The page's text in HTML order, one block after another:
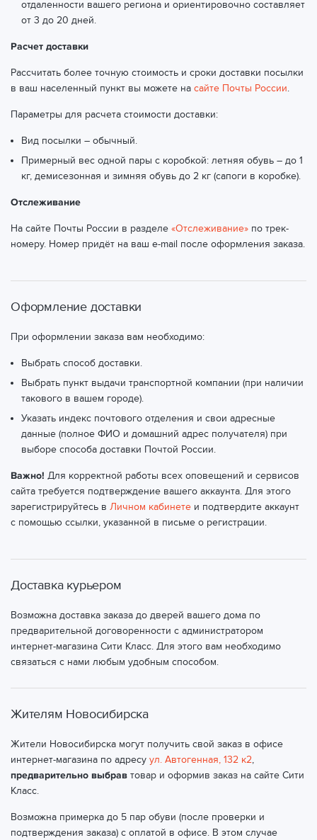
Екатеринбург, ул. Московская, 281(ТК СДЭК)
Екатеринбург, ул. Норильская, 77
Екатеринбург, ул. Опалихинская, 40
Екатеринбург, ул. Павла Шаманова, 5/1(ТК СДЭК)
Екатеринбург, ул. Патриса Лумумбы, 52
Екатеринбург, ул. Пехотинцев, 12 (ТК СДЭК)
Екатеринбург, ул. Родонитовая, 18(ТК СДЭК)
Екатеринбург, ул. Родонитовая, 4
Екатеринбург, ул. Рябинина, 29 (ТК СДЭК)
СДЭК)
Екатеринбург, ул. Соболева, 5(ТК СДЭК)
Екатеринбург, ул. Спутников, 16(ТК СДЭК)
Екатеринбург, ул. Старых Большевиков, 3А
Екатеринбург, ул. Старых Большевиков, 82/1(ТК
СДЭК)
Екатеринбург, ул. Стачек, 55(ТК СДЭК)
Екатеринбург, ул. Степана Разина, 80(ТК СДЭК)
Екатеринбург, ул. Студенческая, 35
Екатеринбург, ул. Сулимова, 23(ТК СДЭК)
Екатеринбург, ул. Сурикова, 28(ТК СДЭК)
Екатеринбург, ул. Суходольская, 47(ТК СДЭК)
отдаленности вашего региона и ориентировочно составляет
от 3 до 20 дней.
Расчет доставки
Рассчитать более точную стоимость и сроки доставки посылки
в ваш населенный пункт вы можете на сайте Почты России.
Параметры для расчета стоимости доставки:
Вид посылки – обычный.
Примерный вес одной пары с коробкой: летняя обувь – до 1
кг, демисезонная и зимняя обувь до 2 кг (сапоги в коробке).
Отслеживание
На сайте Почты России в разделе «Отслеживание» по трек-
номеру. Номер придёт на ваш e-mail после оформления заказа.
Оформление доставки
При оформлении заказа вам необходимо:
Выбрать способ доставки.
Выбрать пункт выдачи транспортной компании (при наличии
такового в вашем городе).
Указать индекс почтового отделения и свои адресные
данные (полное ФИО и домашний адрес получателя) при
выборе способа доставки Почтой России.
Важно! Для корректной работы всех оповещений и сервисов
сайта требуется подтверждение вашего аккаунта. Для этого
зарегистрируйтесь в Личном кабинете и подтвердите аккаунт
с помощью ссылки, указанной в письме о регистрации.
Доставка курьером
Возможна доставка заказа до дверей вашего дома по
предварительной договоренности с администратором
интернет-магазина Сити Класс. Для этого вам необходимо
связаться с нами любым удобным способом.
Жителям Новосибирска
Жители Новосибирска могут получить свой заказ в офисе
интернет-магазина по адресу ул. Автогенная, 132 к2,
предварительно выбрав товар и оформив заказ на сайте Сити
Класс.
Возможна примерка до 5 пар обуви (после проверки и
подтверждения заказа) с оплатой в офисе. В этом случае